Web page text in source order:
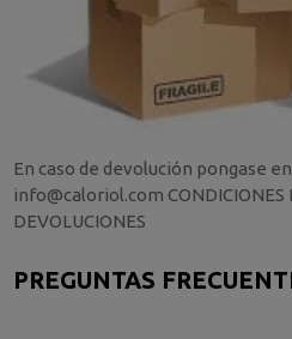
En caso de devolución pongase
info@caloriol.com CONDICIONES
DEVOLUCIONES
PREGUNTAS